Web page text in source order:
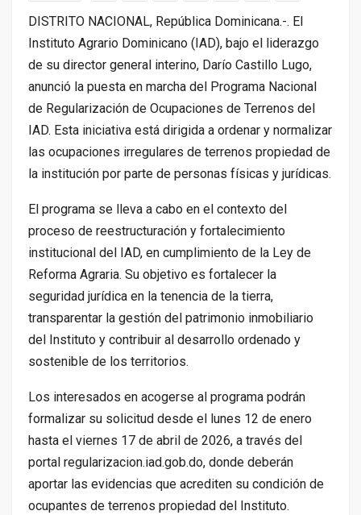
DISTRITO NACIONAL, República Dominicana.-. El
Instituto Agrario Dominicano (IAD), bajo el liderazgo
de su director general interino, Darío Castillo Lugo,
anunció la puesta en marcha del Programa Nacional
de Regularización de Ocupaciones de Terrenos del
IAD. Esta iniciativa está dirigida a ordenar y normalizar
las ocupaciones irregulares de terrenos propiedad de
la institución por parte de personas físicas y jurídicas.
El programa se lleva a cabo en el contexto del
proceso de reestructuración y fortalecimiento
institucional del IAD, en cumplimiento de la Ley de
Reforma Agraria. Su objetivo es fortalecer la
seguridad jurídica en la tenencia de la tierra,
transparentar la gestión del patrimonio inmobiliario
del Instituto y contribuir al desarrollo ordenado y
sostenible de los territorios.
Los interesados en acogerse al programa podrán
formalizar su solicitud desde el lunes 12 de enero
hasta el viernes 17 de abril de 2026, a través del
portal regularizacion.iad.gob.do, donde deberán
aportar las evidencias que acrediten su condición de
ocupantes de terrenos propiedad del Instituto.